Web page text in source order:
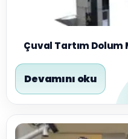
Çuval Tartım Dolum
Devamını oku